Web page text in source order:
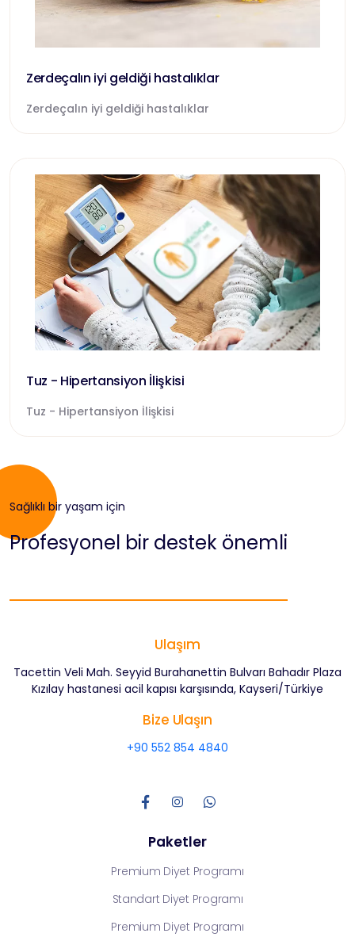
Zerdeçalın iyi geldiği hastalıklar
Zerdeçalın iyi geldiği hastalıklar
Tuz - Hipertansiyon İlişkisi
Tuz - Hipertansiyon İlişkisi
Sağlıklı bir yaşam için
Profesyonel bir destek önemli
Ulaşım
Tacettin Veli Mah. Seyyid Burahanettin Bulvarı Bahadır Plaza
Kızılay hastanesi acil kapısı karşısında, Kayseri/Türkiye
Bize Ulaşın
+90 552 854 4840
Paketler
Premium Diyet Programı
Standart Diyet Programı
Premium Diyet Programı